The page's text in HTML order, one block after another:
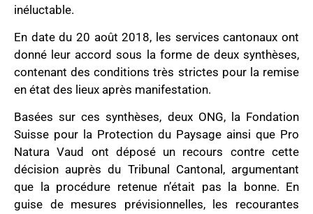
inéluctable.
En date du 20 août 2018, les services cantonaux ont
donné leur accord sous la forme de deux synthèses,
contenant des conditions très strictes pour la remise
en état des lieux après manifestation.
Basées sur ces synthèses, deux ONG, la Fondation
Suisse pour la Protection du Paysage ainsi que Pro
Natura Vaud ont déposé un recours contre cette
décision auprès du Tribunal Cantonal, argumentant
que la procédure retenue n’était pas la bonne. En
guise de mesures prévisionnelles, les recourantes